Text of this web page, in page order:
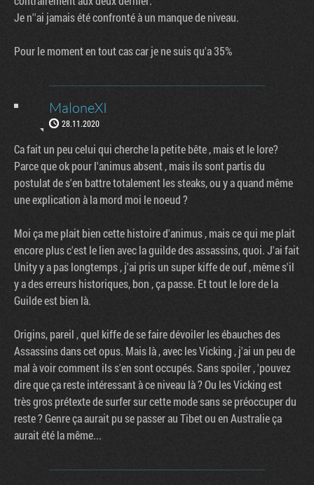
Je n''ai jamais été confronté à un manque de niveau.
Pour le moment en tout cas car je ne suis qu'a 35%
MaloneXI
28.11.2020
Ca fait un peu celui qui cherche la petite bête , mais et le lore?
Parce que ok pour l'animus absent , mais ils sont partis du
postulat de s'en battre totalement les steaks, ou y a quand même
une explication à la mord moi le noeud ?
Moi ça me plait bien cette histoire d'animus , mais ce qui me plait
encore plus c'est le lien avec la guilde des assassins, quoi. J'ai fait
Unity y a pas longtemps , j'ai pris un super kiffe de ouf , même s'il
y a des erreurs historiques, bon , ça passe. Et tout le lore de la
Guilde est bien là.
Origins, pareil , quel kiffe de se faire dévoiler les ébauches des
Assassins dans cet opus. Mais là , avec les Vicking , j'ai un peu de
mal à voir comment ils s'en sont occupés. Sans spoiler , 'pouvez
dire que ça reste intéressant à ce niveau là ? Ou les Vicking est
très gros prétexte de surfer sur cette mode sans se préoccuper du
reste ? Genre ça aurait pu se passer au Tibet ou en Australie ça
aurait été la même...